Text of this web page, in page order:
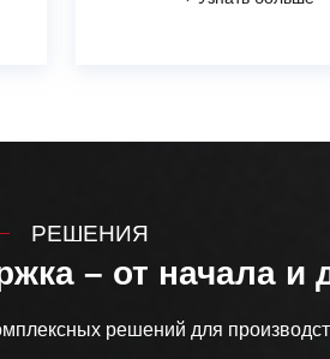
РЕШЕНИЯ
– от начала и
решений для